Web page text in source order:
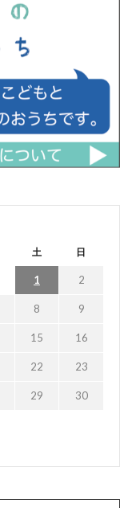
土 日
1 2
8 9
15 16
22 23
29 30